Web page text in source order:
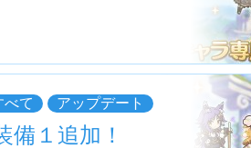
べて アップデート
備１追加！